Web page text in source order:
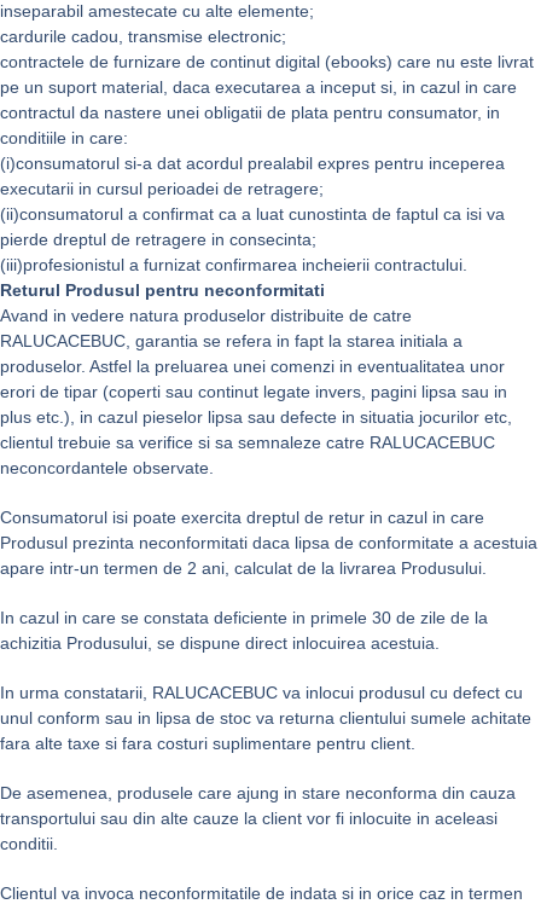
inseparabil amestecate cu alte elemente;
cardurile cadou, transmise electronic;
contractele de furnizare de continut digital (ebooks) care nu este livrat
pe un suport material, daca executarea a inceput si, in cazul in care
contractul da nastere unei obligatii de plata pentru consumator, in
conditiile in care:
(i)consumatorul si-a dat acordul prealabil expres pentru inceperea
executarii in cursul perioadei de retragere;
(ii)consumatorul a confirmat ca a luat cunostinta de faptul ca isi va
pierde dreptul de retragere in consecinta;
(iii)profesionistul a furnizat confirmarea incheierii contractului.
Returul Produsul pentru neconformitati
Avand in vedere natura produselor distribuite de catre
RALUCACEBUC, garantia se refera in fapt la starea initiala a
produselor. Astfel la preluarea unei comenzi in eventualitatea unor
erori de tipar (coperti sau continut legate invers, pagini lipsa sau in
plus etc.), in cazul pieselor lipsa sau defecte in situatia jocurilor etc,
clientul trebuie sa verifice si sa semnaleze catre RALUCACEBUC
neconcordantele observate.
Consumatorul isi poate exercita dreptul de retur in cazul in care
Produsul prezinta neconformitati daca lipsa de conformitate a acestuia
apare intr-un termen de 2 ani, calculat de la livrarea Produsului.
In cazul in care se constata deficiente in primele 30 de zile de la
achizitia Produsului, se dispune direct inlocuirea acestuia.
In urma constatarii, RALUCACEBUC va inlocui produsul cu defect cu
unul conform sau in lipsa de stoc va returna clientului sumele achitate
fara alte taxe si fara costuri suplimentare pentru client.
De asemenea, produsele care ajung in stare neconforma din cauza
transportului sau din alte cauze la client vor fi inlocuite in aceleasi
conditii.
Clientul va invoca neconformitatile de indata si in orice caz in termen